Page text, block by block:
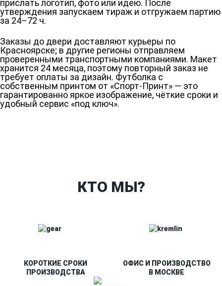
прислать логотип, фото или идею. После
утверждения запускаем тираж и отгружаем партию
за 24–72 ч.
Заказы до двери доставляют курьеры по
Красноярске; в другие регионы отправляем
проверенными транспортными компаниями. Макет
хранится 24 месяца, поэтому повторный заказ не
требует оплаты за дизайн. Футболка с
собственным принтом от «Спорт-Принт» — это
гарантированно яркое изображение, чёткие сроки и
удобный сервис «под ключ».
КТО МЫ?
КОРОТКИЕ СРОКИ
ПРОИЗВОДСТВА
ОФИС И ПРОИЗВОДСТВО
В МОСКВЕ